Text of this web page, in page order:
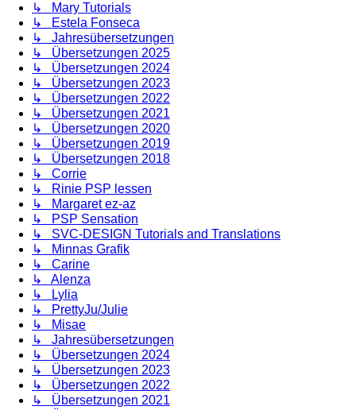
↳ Mary Tutorials
↳ Estela Fonseca
↳ Jahresübersetzungen
↳ Übersetzungen 2025
↳ Übersetzungen 2024
↳ Übersetzungen 2023
↳ Übersetzungen 2022
↳ Übersetzungen 2021
↳ Übersetzungen 2020
↳ Übersetzungen 2019
↳ Übersetzungen 2018
↳ Corrie
↳ Rinie PSP lessen
↳ Margaret ez-az
↳ PSP Sensation
↳ SVC-DESIGN Tutorials and Translations
↳ Minnas Grafik
↳ Carine
↳ Alenza
↳ Lylia
↳ PrettyJu/Julie
↳ Misae
↳ Jahresübersetzungen
↳ Übersetzungen 2024
↳ Übersetzungen 2023
↳ Übersetzungen 2022
↳ Übersetzungen 2021